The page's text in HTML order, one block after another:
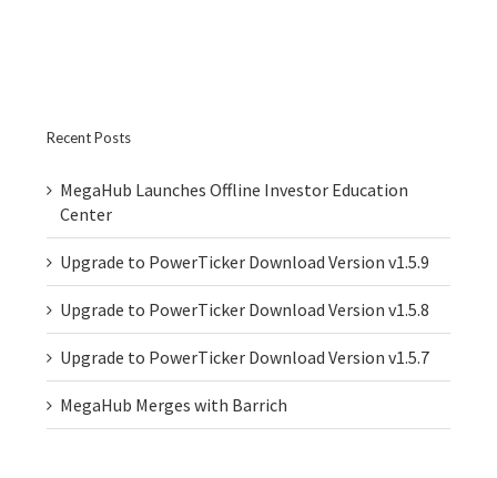
Recent Posts
MegaHub Launches Offline Investor Education
Center
Upgrade to PowerTicker Download Version v1.5.9
Upgrade to PowerTicker Download Version v1.5.8
Upgrade to PowerTicker Download Version v1.5.7
MegaHub Merges with Barrich